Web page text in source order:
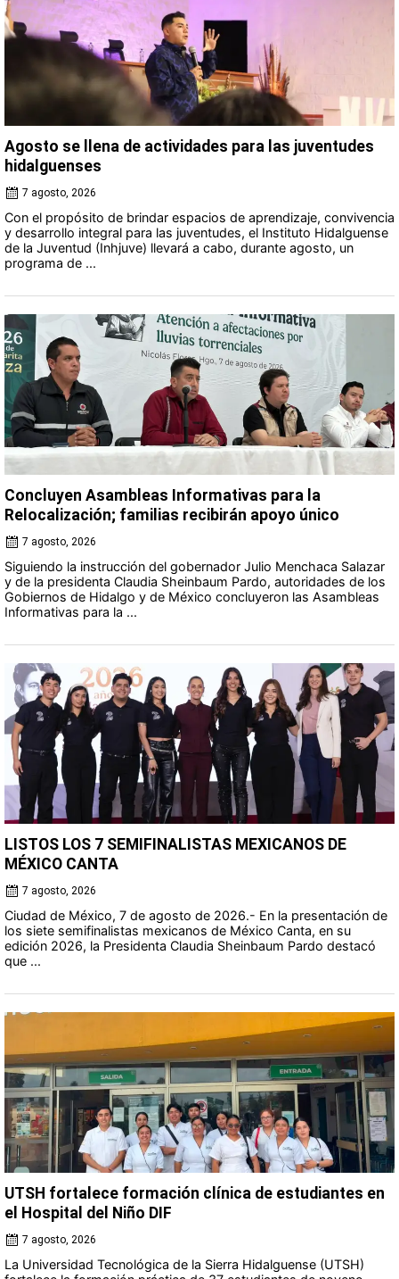
Agosto se llena de actividades para las juventudes
hidalguenses
7 agosto, 2026
Con el propósito de brindar espacios de aprendizaje, convivencia
y desarrollo integral para las juventudes, el Instituto Hidalguense
de la Juventud (Inhjuve) llevará a cabo, durante agosto, un
programa de ...
Concluyen Asambleas Informativas para la
Relocalización; familias recibirán apoyo único
7 agosto, 2026
Siguiendo la instrucción del gobernador Julio Menchaca Salazar
y de la presidenta Claudia Sheinbaum Pardo, autoridades de los
Gobiernos de Hidalgo y de México concluyeron las Asambleas
Informativas para la ...
LISTOS LOS 7 SEMIFINALISTAS MEXICANOS DE
MÉXICO CANTA
7 agosto, 2026
Ciudad de México, 7 de agosto de 2026.- En la presentación de
los siete semifinalistas mexicanos de México Canta, en su
edición 2026, la Presidenta Claudia Sheinbaum Pardo destacó
que ...
UTSH fortalece formación clínica de estudiantes en
el Hospital del Niño DIF
7 agosto, 2026
La Universidad Tecnológica de la Sierra Hidalguense (UTSH)